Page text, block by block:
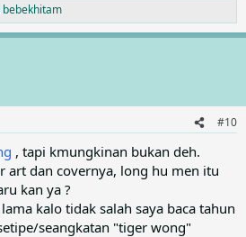
bebekhitam
#10
, tapi kmungkinan bukan deh.
art dan covernya, long hu men itu
kan ya ?
kalo tidak salah saya baca tahun
seangkatan "tiger wong"